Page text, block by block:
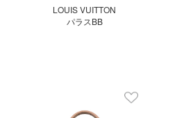
LOUIS VUITTON
パラスBB